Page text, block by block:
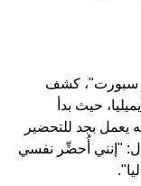
سبورت"، كشف
حيث بدأ
يعمل بجد للتحضير
"إنني أُحضِّر نفسي